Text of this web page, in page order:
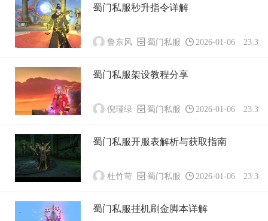
蜀门私服秒升指令详解
鲁东风 蜀门私服 2026-01-06
蜀门私服架设教程分享
倪瑾绿 蜀门私服 2026-01-06
蜀门私服开服表解析与获取指南
杜竹苛 蜀门私服 2026-01-06
蜀门私服挂机刷金脚本详解